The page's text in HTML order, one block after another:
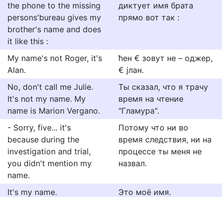
the phone to the missing
persons'bureau gives my
brother's name and does
it like this :
диктует имя брата
прямо вот так :
My name's not Roger, it's
Alan.
ћен € зовут не – оджер,
€ јлан.
No, don't call me Julie.
It's not my name. My
name is Marion Vergano.
Ты сказал, что я трачу
время на чтение
"Гламура".
- Sorry, five... it's
because during the
investigation and trial,
you didn't mention my
name.
Потому что ни во
время следствия, ни на
процессе ты меня не
назвал.
It's my name.
Это моё имя.